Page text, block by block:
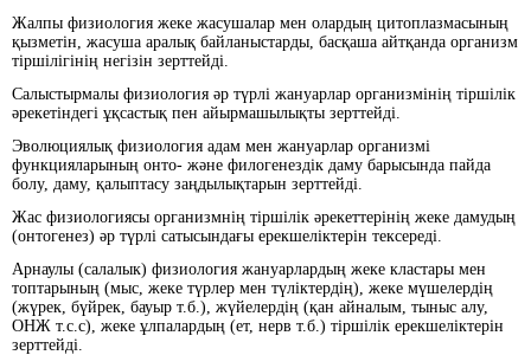
Жалпы физиология жеке жасушалар мен олардың цитоплазмасының
қызметін, жасуша аралық байланыстарды, басқаша айтқанда организм
тіршілігінің негізін зерттейді.
Салыстырмалы физиология әр түрлі жануарлар организмінің тіршілік
әрекетіндегі ұқсастық пен айырмашылықты зерттейді.
Эволюциялық физиология адам мен жануарлар организмі
функцияларының онто- және филогенездік даму барысында пайда
болу, даму, қалыптасу заңдылықтарын зерттейді.
Жас физиологиясы организмнің тіршілік әрекеттерінің жеке дамудың
(онтогенез) әр түрлі сатысындағы ерекшеліктерін тексереді.
Арнаулы (салалык) физиология жануарлардың жеке кластары мен
топтарының (мыс, жеке түрлер мен түліктердің), жеке мүшелердің
(жүрек, бүйрек, бауыр т.б.), жүйелердің (қан айналым, тыныс алу,
ОНЖ т.с.с), жеке ұлпалардың (ет, нерв т.б.) тіршілік ерекшеліктерін
зерттейді.